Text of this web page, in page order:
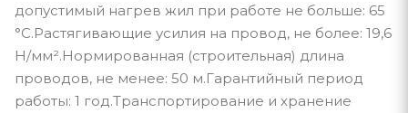
допустимый нагрев жил при работе не больше: 65
°С.Растягивающие усилия на провод, не более: 19,6
Н/мм².Нормированная (строительная) длина
проводов, не менее: 50 м.Гарантийный период
работы: 1 год.Транспортирование и хранение